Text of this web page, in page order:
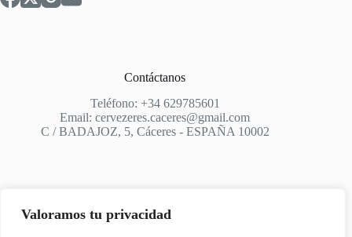
Valoramos tu privacidad
Contáctanos
Teléfono: +34 629785601
Email: cervezeres.caceres@gmail.com
C / BADAJOZ, 5, Cáceres - ESPAÑA 10002
Apoyo